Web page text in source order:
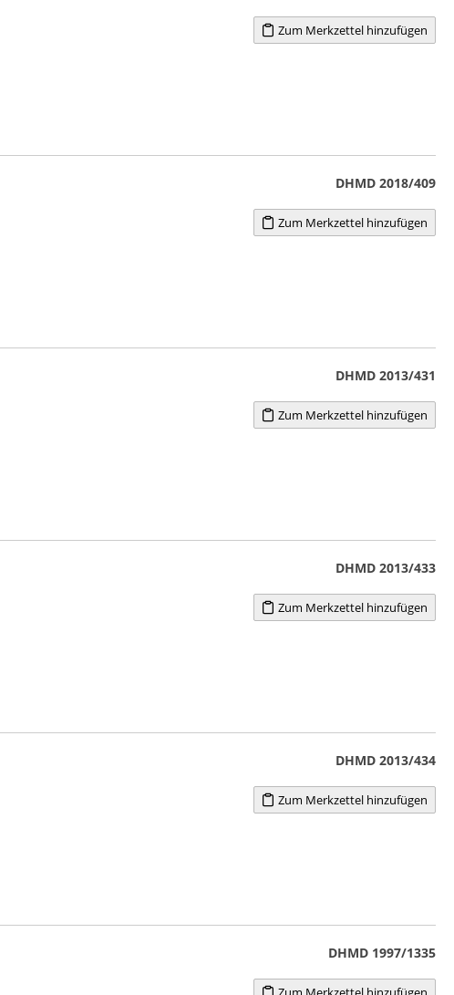
Zum Merkzettel hinzufügen
DHMD 2018/409
Zum Merkzettel hinzufügen
DHMD 2013/431
Zum Merkzettel hinzufügen
DHMD 2013/433
Zum Merkzettel hinzufügen
DHMD 2013/434
Zum Merkzettel hinzufügen
DHMD 1997/1335